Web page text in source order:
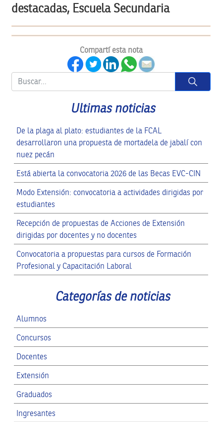
destacadas, Escuela Secundaria
Compartí esta nota
Button
Ultimas noticias
De la plaga al plato: estudiantes de la FCAL
desarrollaron una propuesta de mortadela de jabalí con
nuez pecán
Está abierta la convocatoria 2026 de las Becas EVC-CIN
Modo Extensión: convocatoria a actividades dirigidas por
estudiantes
Recepción de propuestas de Acciones de Extensión
dirigidas por docentes y no docentes
Convocatoria a propuestas para cursos de Formación
Profesional y Capacitación Laboral
Categorías de noticias
Alumnos
Concursos
Docentes
Extensión
Graduados
Ingresantes